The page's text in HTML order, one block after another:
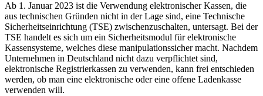
Ab 1. Januar 2023 ist die Verwendung elektronischer Kassen, die
aus technischen Gründen nicht in der Lage sind, eine Technische
Sicherheitseinrichtung (TSE) zwischenzuschalten, untersagt. Bei der
TSE handelt es sich um ein Sicherheitsmodul für elektronische
Kassensysteme, welches diese manipulationssicher macht. Nachdem
Unternehmen in Deutschland nicht dazu verpflichtet sind,
elektronische Registrierkassen zu verwenden, kann frei entschieden
werden, ob man eine elektronische oder eine offene Ladenkasse
verwenden will.